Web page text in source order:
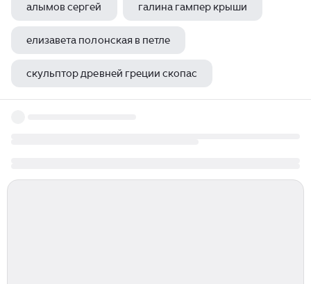
алымов сергей галина гампер крыши
елизавета полонская в петле
скульптор древней греции скопас